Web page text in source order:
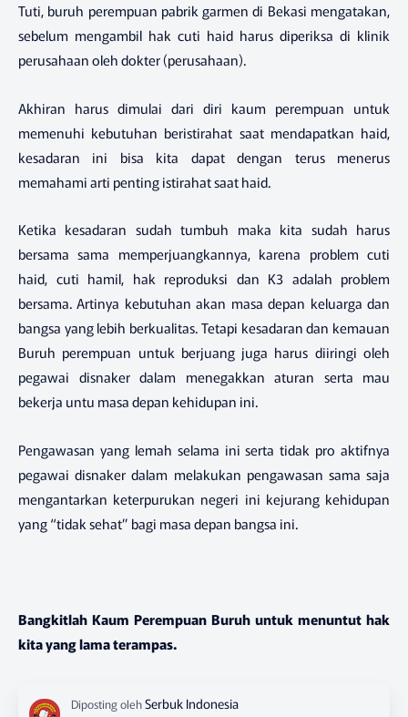
Tuti, buruh perempuan pabrik garmen di Bekasi mengatakan,
sebelum mengambil hak cuti haid harus diperiksa di klinik
perusahaan oleh dokter (perusahaan).
Akhiran harus dimulai dari diri kaum perempuan untuk
memenuhi kebutuhan beristirahat saat mendapatkan haid,
kesadaran ini bisa kita dapat dengan terus menerus
memahami arti penting istirahat saat haid.
Ketika kesadaran sudah tumbuh maka kita sudah harus
bersama sama memperjuangkannya, karena problem cuti
haid, cuti hamil, hak reproduksi dan K3 adalah problem
bersama. Artinya kebutuhan akan masa depan keluarga dan
bangsa yang lebih berkualitas. Tetapi kesadaran dan kemauan
Buruh perempuan untuk berjuang juga harus diiringi oleh
pegawai disnaker dalam menegakkan aturan serta mau
bekerja untu masa depan kehidupan ini.
Pengawasan yang lemah selama ini serta tidak pro aktifnya
pegawai disnaker dalam melakukan pengawasan sama saja
mengantarkan keterpurukan negeri ini kejurang kehidupan
yang “tidak sehat” bagi masa depan bangsa ini.
Bangkitlah Kaum Perempuan Buruh untuk menuntut hak
kita yang lama terampas.